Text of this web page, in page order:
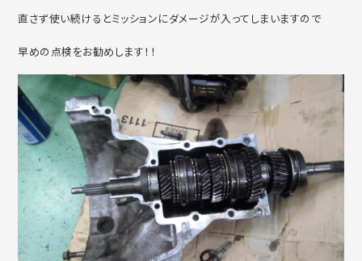
直さず使い続けるとミッションにダメージが入ってしまいますので
早めの点検をお勧めします！！